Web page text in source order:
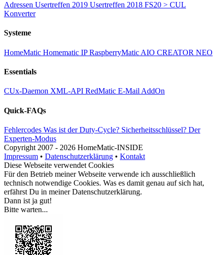
Adressen Usertreffen 2019 Usertreffen 2018 FS20 > CUL
Konverter
Systeme
HomeMatic Homematic IPRaspberryMatic AIO CREATOR NEO
Essentials
CUx-Daemon XML-API RedMatic E-Mail AddOn
Quick-FAQs
Fehlercodes Was ist der Duty-Cycle? Sicherheitsschlüssel? Der
Experten-Modus
Copyright 2007 - 2026 HomeMatic-INSIDE
Impressum • Datenschutzerklärung • Kontakt
Diese Webseite verwendet Cookies
Für den Betrieb meiner Webseite verwende ich ausschließlich
technisch notwendige Cookies. Was es damit genau auf sich hat,
erfährst Du in meinerDatenschutzerklärung.
Dann ist ja gut!
Bitte warten...